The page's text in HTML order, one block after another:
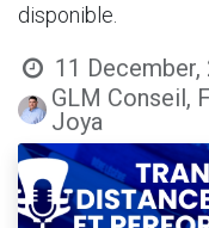
disponible.
11 December,
GLM Conseil,
Joya